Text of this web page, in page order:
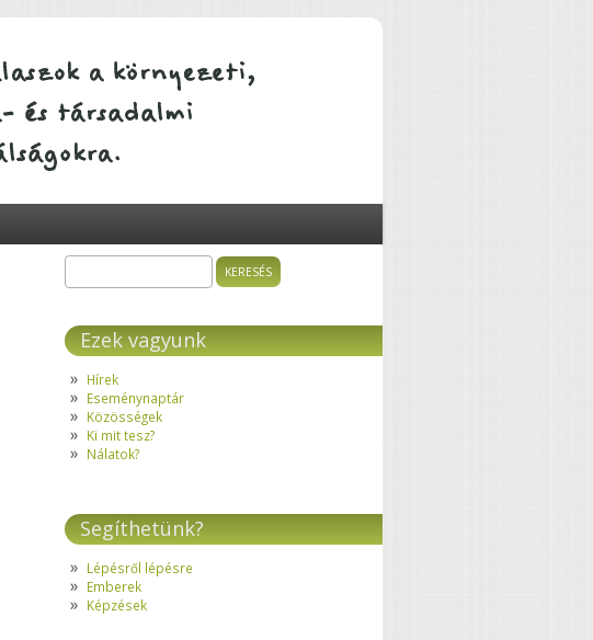
Keresés űrlap
Ezek vagyunk
Hírek
Eseménynaptár
Közösségek
Ki mit tesz?
Nálatok?
Segíthetünk?
Lépésről lépésre
Emberek
Képzések